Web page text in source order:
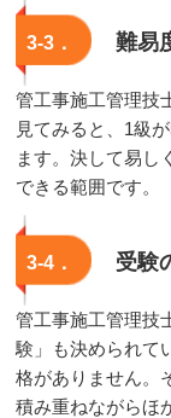
3-3． 難易
管工事施工管理技
見てみると、1級
ます。決して易し
できる範囲です。
3-4． 受験
管工事施工管理技
験」も決められて
格がありません。
積み重ねながらほ